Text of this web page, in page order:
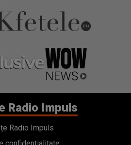
Radio Impuls
Radio Impuls
confidentialitate